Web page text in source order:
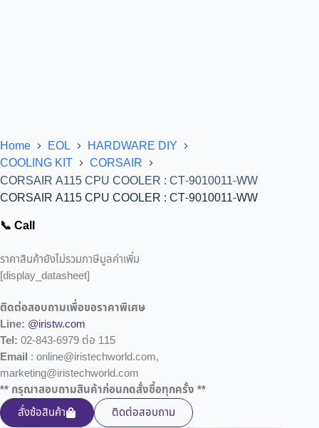
Home EOL
HARDWARE DIY
COOLING KIT
CORSAIR
CORSAIR A115 CPU COOLER : CT-9010011-WW
CORSAIR A115 CPU COOLER : CT-9010011-WW
📞 Call
ราคาสินค้ายังไม่รวมภาษีมูลค่าเพิ่ม
[display_datasheet]
ติดต่อสอบถามเพื่อขอราคาพิเศษ
Line: @iristw.com
Tel: 02-843-6979 ต่อ 115
Email : online@iristechworld.com,
marketing@iristechworld.com
** กรุณาสอบถามสินค้าก่อนกดสั่งซื้อทุกครั้ง **
สั่งซ้อสินค้า
ติดต่อสอบถาม